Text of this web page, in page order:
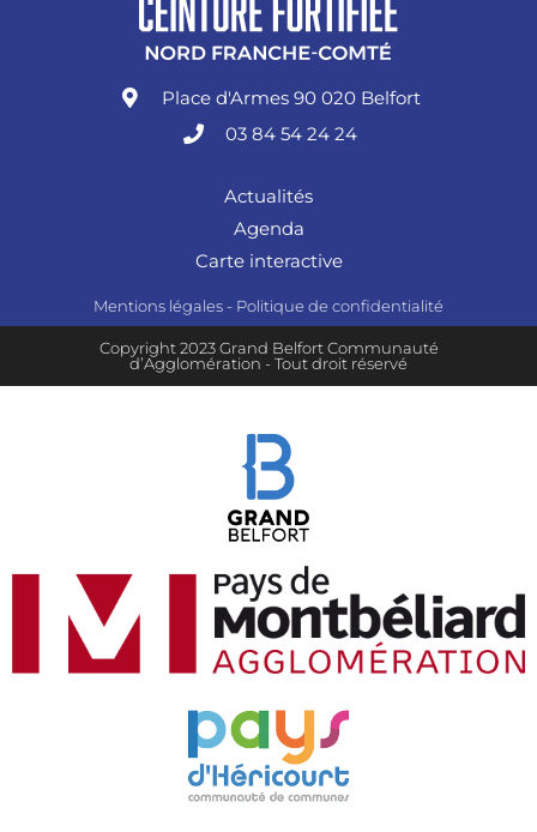
Place d'Armes 90 020 Belfort
03 84 54 24 24
Actualités
Agenda
Carte interactive
Mentions légales - Politique de confidentialité
Copyright 2023 Grand Belfort Communauté
d’Agglomération - Tout droit réservé